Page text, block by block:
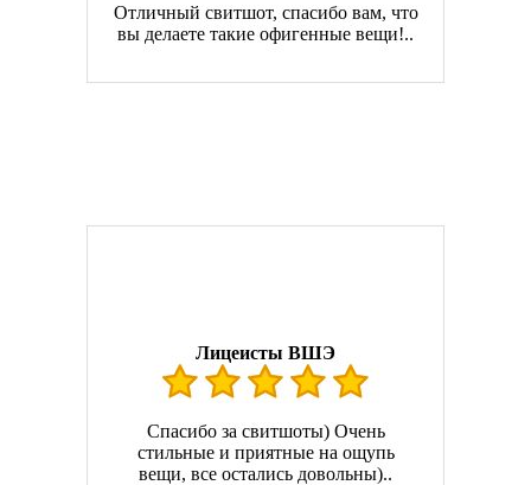
Отличный свитшот, спасибо вам, что
вы делаете такие офигенные вещи!..
Лицеисты ВШЭ
Спасибо за свитшоты) Очень
стильные и приятные на ощупь
вещи, все остались довольны)..